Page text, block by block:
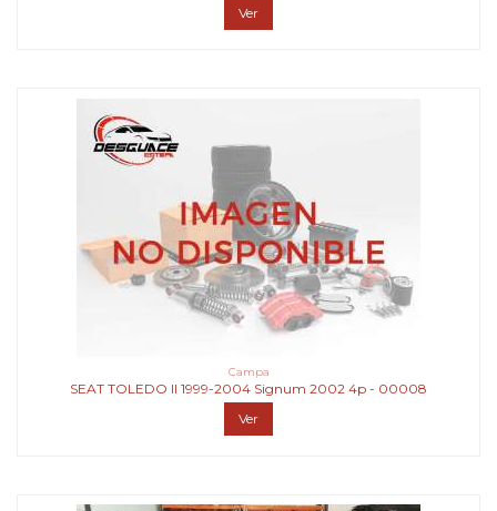
Ver
Campa
SEAT TOLEDO II 1999-2004 Signum 2002 4p - 00008
Ver